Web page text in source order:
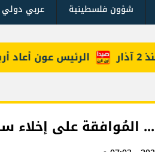
شؤون فلسطينية عربي دولي
الرئيس عون أعاد
المُوافقة على إخلاء